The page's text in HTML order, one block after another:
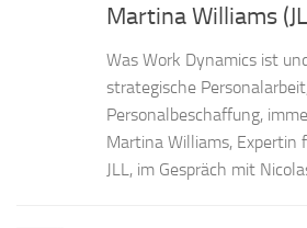
Martina Williams
Was Work Dynamics ist
strategische
Personalbeschaffung,
Martina Williams, Expertin
JLL, im Gespräch mit